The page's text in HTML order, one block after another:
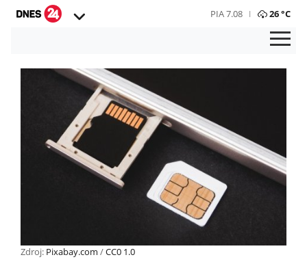
PIA 7.08 26 °C
Zdroj: Pixabay.com /CC0 1.0